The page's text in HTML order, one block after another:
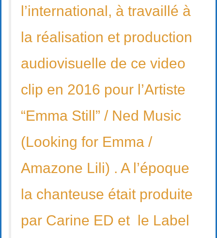
l’international, à travaillé à
la réalisation et production
audiovisuelle de ce video
clip en 2016 pour l’Artiste
“Emma Still” / Ned Music
(Looking for Emma /
Amazone Lili) . A l’époque
la chanteuse était produite
par Carine ED et le Label